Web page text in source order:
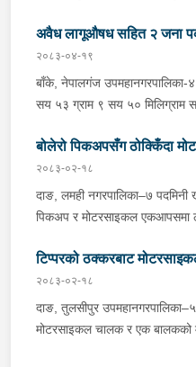
प्रहरी कार्यालय लुङबाहानेबाट
बरामद गरेको हो । यस सम्बन्धमा
छ ।
अवैध लागूऔषध सहित २ जना
२०८३-०४-१९
बाँके, नेपालगंज
सय ५३ ग्राम ९ सय ५० मिलिग्राम
वर्षीय सुशिल भण्डारी र सोही
कुमार जयसवाल रहेका छन् । लागूऔषध
नेपालगंजबाट खटिएको प्रहरीले
गरेको हो । थप अनुसन्धानको
२ लाख १४ हजार भारतीय रूपैयाँ र
बरामद गरेको छ ।यस सम्बन्धमा
बोलेरो पिकअपसँग ठोक्किँदा
२०८३-०२-१८
दाङ, लमही नगरपालिका–७ पदमिनी
पिकअप र मोटरसाइकल एकआपसमा
मोटरसाइकल र विपरीत दिशाबाट
च.९६१७ नम्बरको बोलेरो पिकअप
बर्दियाको गेरुवा गाउँपालिका–४
गम्भीर घाइते भएका थिए।घाइते
टिप्परको ठक्करबाट
२०८३-०२-१८
दाङ, तुलसीपुर
मोटरसाइकल चालक र एक बालकको